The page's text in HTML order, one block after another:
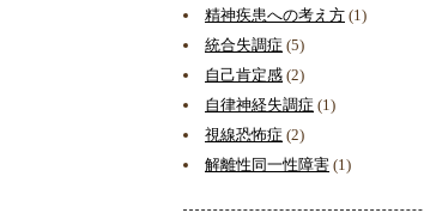
精神疾患への考え方 (1)
統合失調症 (5)
自己肯定感 (2)
自律神経失調症 (1)
視線恐怖症 (2)
解離性同一性障害 (1)